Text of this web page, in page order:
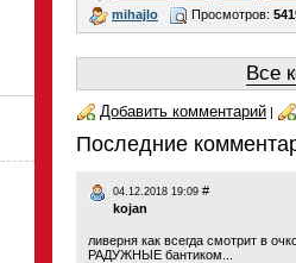
mihajlo
Просмотров:
Все
Добавить комментарий |
Последние
04.12.2018 19:09 #
kojan
ливерня как всегда смотрит в
РАДУЖНЫЕ бантиком...